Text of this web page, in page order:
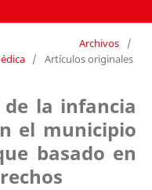
Archivos
/
/ Artículos originales
la infancia
el municipio
basado en